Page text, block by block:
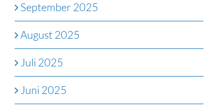
September 2025
August 2025
Juli 2025
Juni 2025